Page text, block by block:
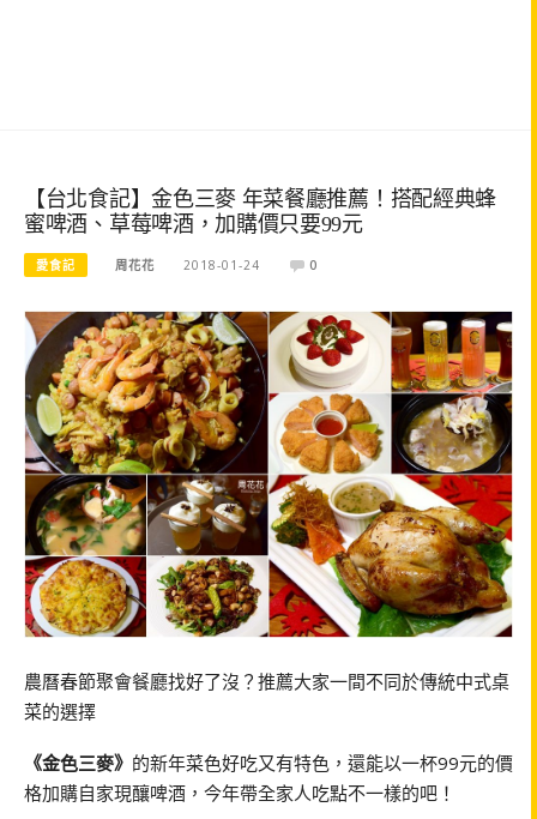
【台北食記】金色三麥 年菜餐廳推薦！搭配經典蜂
蜜啤酒、草莓啤酒，加購價只要99元
愛食記 周花花 2018-01-24 0
農曆春節聚會餐廳找好了沒？推薦大家一間不同於傳統中式桌
菜的選擇
《金色三麥》 的新年菜色好吃又有特色，還能以一杯99元的價
格加購自家現釀啤酒，今年帶全家人吃點不一樣的吧！